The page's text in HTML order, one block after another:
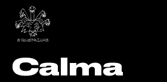
Calma